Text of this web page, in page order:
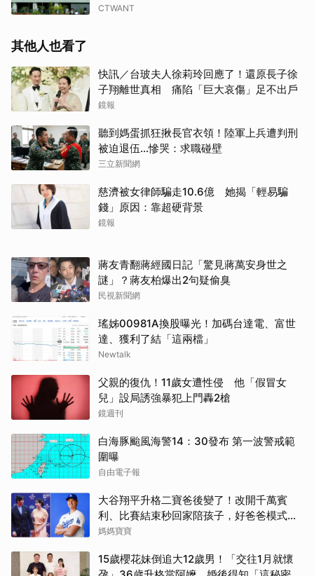
CTWANT
其他人也看了
快訊／台玻夫人徐莉玲回應了！還原長子徐
子翔離世真相 痛陷「巨大哀傷」足不出戶
鏡報
聽到媽蛋抓狂揪長官衣領！陸軍上兵遭判刑
被迫退伍…慘哭：求職碰壁
三立新聞網
慈濟被女律師騙走10.6億 她揭「輕易騙
錢」原因：靠超硬背景
鏡報
蔣友青翻蔣經國日記「驚見蔣萬安身世之
謎」？蔣友柏爆出2句疑偷臭
民視新聞網
瑤姊00981A換股曝光！加碼台達電、富世
達、獲利了結「這兩檔」
Newtalk
父親的復仇！11歲女遭性侵 他「假冒女
兒」設局誘強暴犯上門轟2槍
鏡週刊
白海豚颱風海警14：30發布 第一波警戒範
圍曝
自由電子報
大谷翔平升格二寶爸後變了！改開千萬賓
利、比賽結束秒回家陪孩子，好爸爸模式全
開
媽媽寶寶
15歲櫻花妹倒追大12歲男！「交往1月就懷